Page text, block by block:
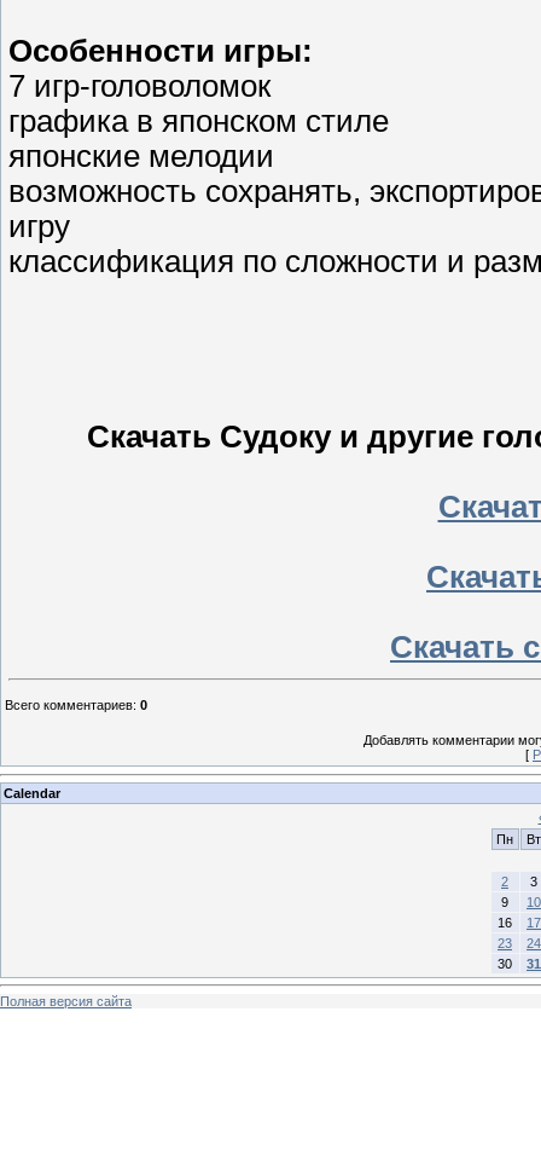
Особенности игры:
7 игр-головоломок
графика в японском стиле
японские мелодии
возможность сохранять,
игру
классификация по сложности и
Скачать Судоку и другие
Скачать
Всего комментариев: 0
Добавлять комментарии
[
Calendar
Пн
Вт
2
3
9
10
16
17
23
24
30
31
Полная версия сайта